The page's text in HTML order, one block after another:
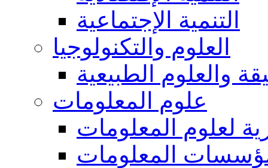
التنمية الإجتماعية
العلوم والتكنولوجيا
والعلوم الطبيعية
علوم المعلومات
لعلوم المعلومات
المعلومات